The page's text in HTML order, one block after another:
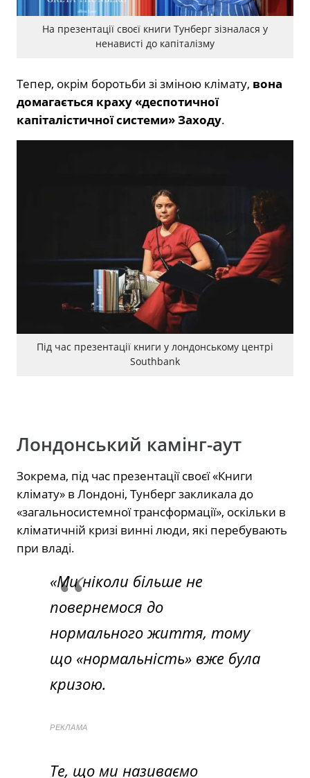
На презентації своєї книги Тунберг зізналася у
ненависті до капіталізму
Тепер, окрім боротьби зі зміною клімату, вона
домагається краху «деспотичної
капіталістичної системи» Заходу.
Під час презентації книги у лондонському центрі
Southbank
Лондонський камінг-аут
Зокрема, під час презентації своєї «Книги
клімату» в Лондоні, Тунберг закликала до
«загальносистемної трансформації», оскільки в
кліматичній кризі винні люди, які перебувають
при владі.
«Ми ніколи більше не
повернемося до
нормального життя, тому
що «нормальність» вже була
кризою.
РЕКЛАМА
Те, що ми називаємо